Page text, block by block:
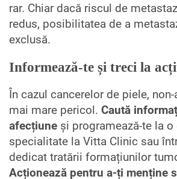
rar. Chiar dacă riscul de
redus, posibilitatea de a
exclusă.
Informează-te și treci la
În cazul cancerelor de piele,
mai mare pericol. Caută
afecțiune și programează-te la
specialitate la Vitta Clinic sau
dedicat tratării formațiunilor
Acționează pentru a-ți menține